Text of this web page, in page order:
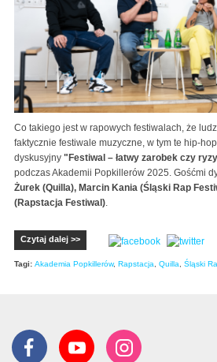
Co takiego jest w rapowych festiwalach, że
faktycznie festiwale muzyczne, w tym te hip-
dyskusyjny "Festiwal – łatwy zarobek czy
podczas Akademii Popkillerów 2025. Gośćmi
Żurek (Quilla), Marcin Kania (Śląski Rap
(Rapstacja Festiwal).
Czytaj dalej >>
Tagi: Akademia Popkillerów, Rapstacja, Quilla, Śląski